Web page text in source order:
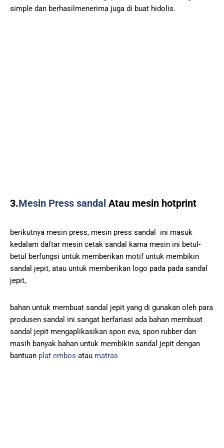
simple dan berhasilmenerima juga di buat hidolis.
3.Mesin Press sandal Atau mesin hotprint
berikutnya mesin press, mesin press sandal ini masuk
kedalam daftar mesin cetak sandal karna mesin ini betul-
betul berfungsi untuk memberikan motif untuk membikin
sandal jepit, atau untuk memberikan logo pada pada sandal
jepit,
bahan untuk membuat sandal jepit yang di gunakan oleh para
produsen sandal ini sangat berfariasi ada bahan membuat
sandal jepit mengaplikasikan spon eva, spon rubber dan
masih banyak bahan untuk membikin sandal jepit dengan
bantuan plat embos atau matras